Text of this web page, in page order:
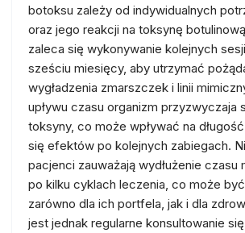
botoksu zależy od indywidualnych
oraz jego reakcji na toksynę
zaleca się wykonywanie kolejnych
sześciu miesięcy, aby utrzymać
wygładzenia zmarszczek i linii
upływu czasu organizm przyzwyczaja
toksyny, co może wpływać na
się efektów po kolejnych zabiegach.
pacjenci zauważają wydłużenie czasu
po kilku cyklach leczenia, co może
zarówno dla ich portfela, jak i dla
jest jednak regularne konsultowanie